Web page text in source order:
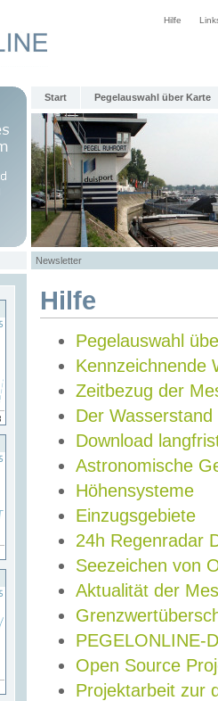
Hilfe
Start Pegelauswahl über Karte
Newsletter
Hilfe
Pegelauswahl
Kennzeichnende
Zeitbezug der
Der Wasserstand
Download
Astronomische
Höhensysteme
Einzugsgebiete
24h Regenradar
Seezeichen von
Aktualität der
PEGELONLINE-
Open Source
Projektarbeit zur